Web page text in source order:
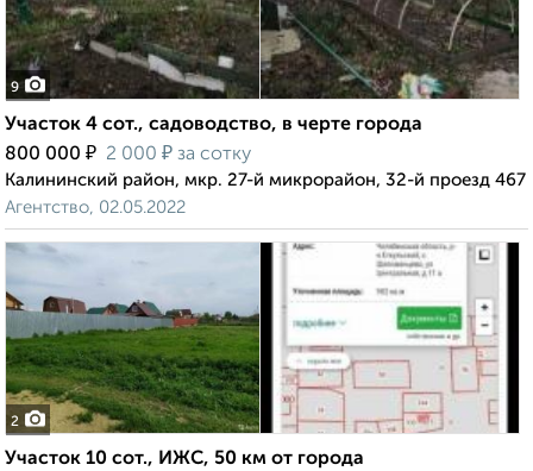
9
Участок 4 сот., садоводство, в черте города
800 000 ₽ 2 000 ₽ за сотку
Калининский район, мкр. 27-й микрорайон, 32-й проезд 467
Агентство, 02.05.2022
2
Участок 10 сот., ИЖС, 50 км от города